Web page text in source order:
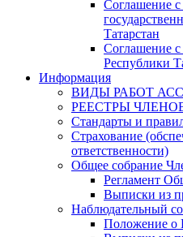
Соглашение
Татарстан
Соглашение
Республики
Информация
ВИДЫ РАБОТ
РЕЕСТРЫ
Стандарты и
Страхование
ответственности)
Общее собрание
Регламент
Выписки из
Наблюдательный
Положение о